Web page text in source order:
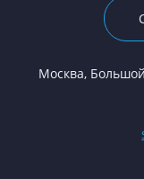
Москва,